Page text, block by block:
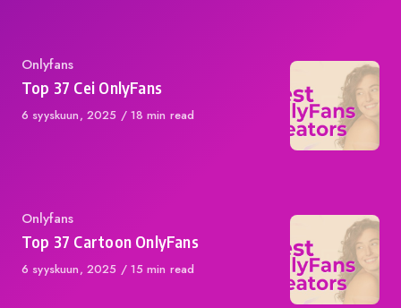
Category
Onlyfans
Top 37 Cei OnlyFans
Published
6 syyskuun, 2025 18 min read
Category
Onlyfans
Top 37 Cartoon OnlyFans
Published
6 syyskuun, 2025 15 min read